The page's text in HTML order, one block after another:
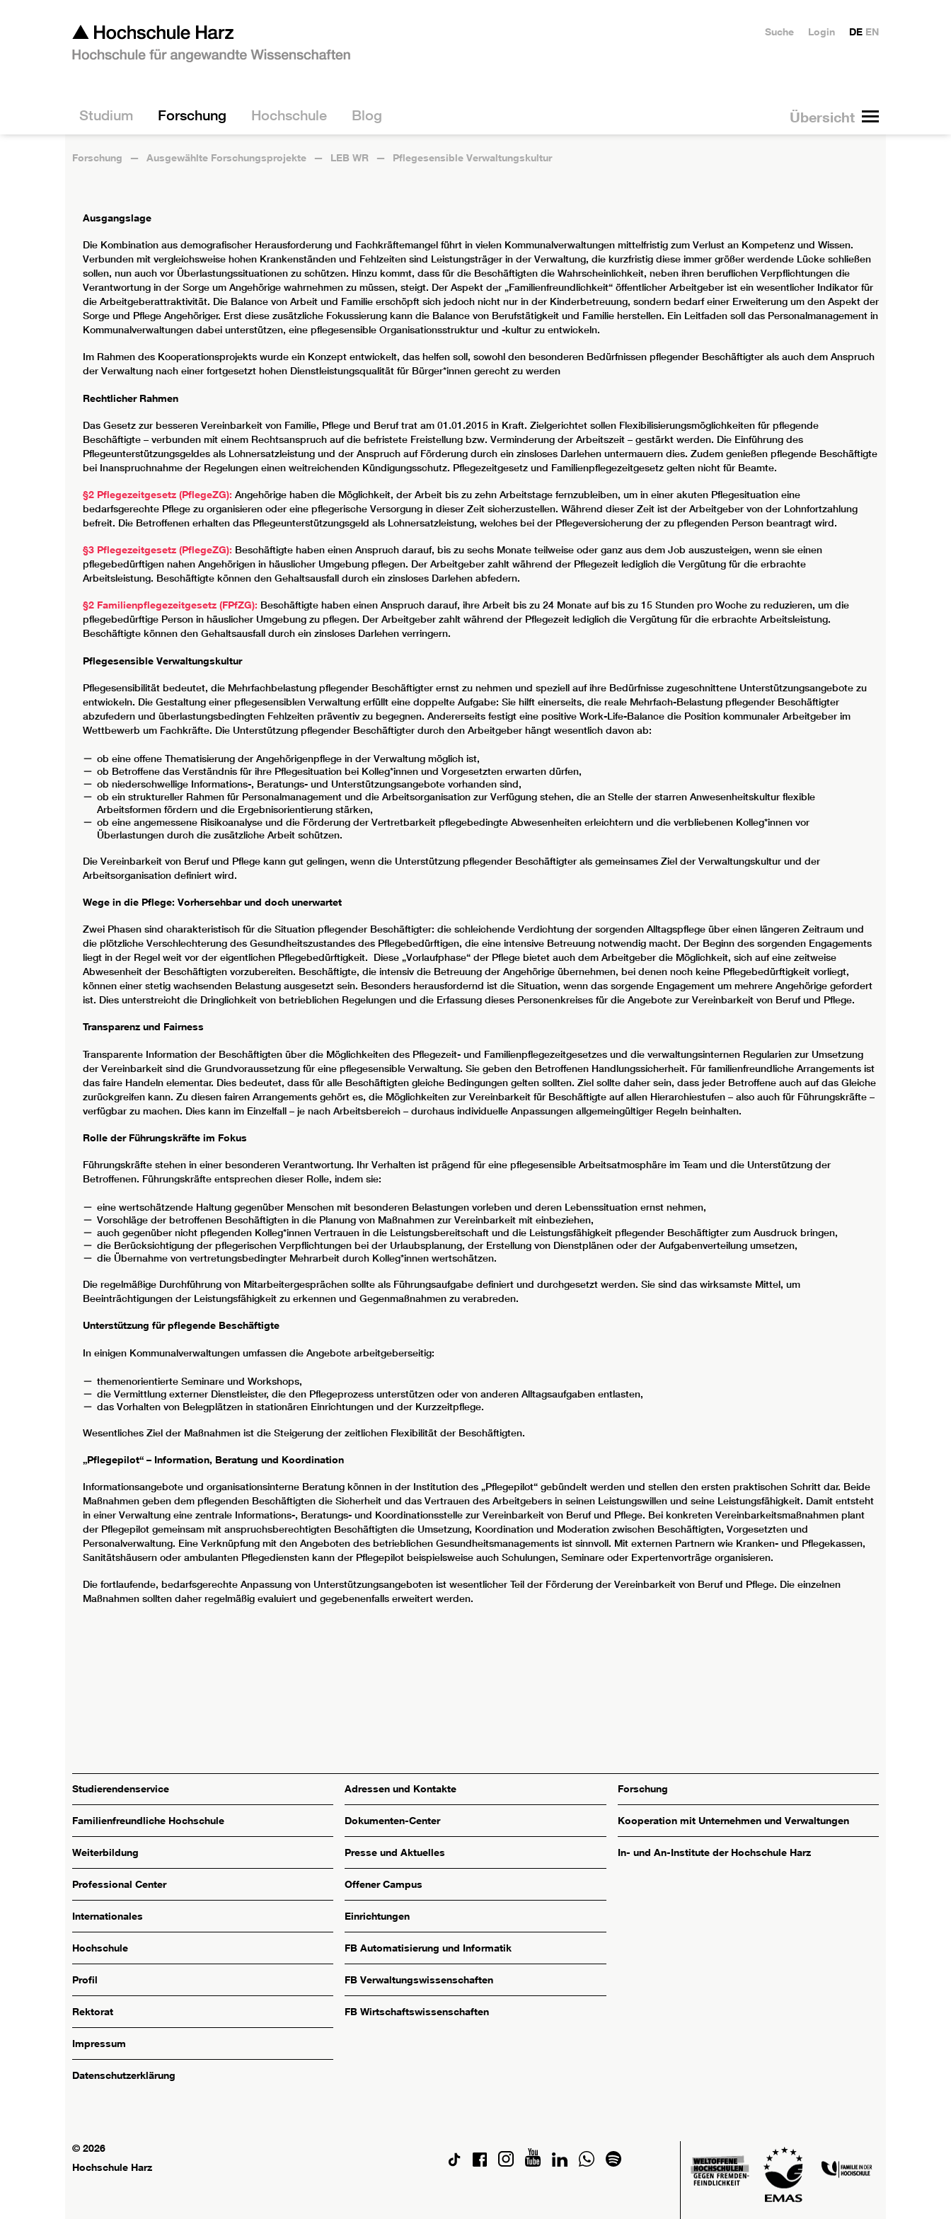
Übersicht
Studium Forschung Hochschule Blog
DE EN
Login
Suche
Forschung Ausgewählte Forschungsprojekte LEB WR Pflegesensible Verwaltungskultur
Ausgangslage
Die Kombination aus demografischer Herausforderung und Fachkräftemangel führt in vielen Kommunalverwaltungen mittelfristig zum Verlust an Kompetenz und Wissen.
Verbunden mit vergleichsweise hohen Krankenständen und Fehlzeiten sind Leistungsträger in der Verwaltung, die kurzfristig diese immer größer werdende Lücke schließen
sollen, nun auch vor Überlastungssituationen zu schützen. Hinzu kommt, dass für die Beschäftigten die Wahrscheinlichkeit, neben ihren beruflichen Verpflichtungen die
Verantwortung in der Sorge um Angehörige wahrnehmen zu müssen, steigt. Der Aspekt der „Familienfreundlichkeit“ öffentlicher Arbeitgeber ist ein wesentlicher Indikator für
die Arbeitgeberattraktivität. Die Balance von Arbeit und Familie erschöpft sich jedoch nicht nur in der Kinderbetreuung, sondern bedarf einer Erweiterung um den Aspekt der
Sorge und Pflege Angehöriger. Erst diese zusätzliche Fokussierung kann die Balance von Berufstätigkeit und Familie herstellen. Ein Leitfaden soll das Personalmanagement in
Kommunalverwaltungen dabei unterstützen, eine pflegesensible Organisationsstruktur und -kultur zu entwickeln.
Im Rahmen des Kooperationsprojekts wurde ein Konzept entwickelt, das helfen soll, sowohl den besonderen Bedürfnissen pflegender Beschäftigter als auch dem Anspruch
der Verwaltung nach einer fortgesetzt hohen Dienstleistungsqualität für Bürger*innen gerecht zu werden
Rechtlicher Rahmen
Das Gesetz zur besseren Vereinbarkeit von Familie, Pflege und Beruf trat am 01.01.2015 in Kraft. Zielgerichtet sollen Flexibilisierungsmöglichkeiten für pflegende
Beschäftigte – verbunden mit einem Rechtsanspruch auf die befristete Freistellung bzw. Verminderung der Arbeitszeit – gestärkt werden. Die Einführung des
Pflegeunterstützungsgeldes als Lohnersatzleistung und der Anspruch auf Förderung durch ein zinsloses Darlehen untermauern dies. Zudem genießen pflegende Beschäftigte
bei Inanspruchnahme der Regelungen einen weitreichenden Kündigungsschutz. Pflegezeitgesetz und Familienpflegezeitgesetz gelten nicht für Beamte.
§2 Pflegezeitgesetz (PflegeZG): Angehörige haben die Möglichkeit, der Arbeit bis zu zehn Arbeitstage fernzubleiben, um in einer akuten Pflegesituation eine
bedarfsgerechte Pflege zu organisieren oder eine pflegerische Versorgung in dieser Zeit sicherzustellen. Während dieser Zeit ist der Arbeitgeber von der Lohnfortzahlung
befreit. Die Betroffenen erhalten das Pflegeunterstützungsgeld als Lohnersatzleistung, welches bei der Pflegeversicherung der zu pflegenden Person beantragt wird.
§3 Pflegezeitgesetz (PflegeZG): Beschäftigte haben einen Anspruch darauf, bis zu sechs Monate teilweise oder ganz aus dem Job auszusteigen, wenn sie einen
pflegebedürftigen nahen Angehörigen in häuslicher Umgebung pflegen. Der Arbeitgeber zahlt während der Pflegezeit lediglich die Vergütung für die erbrachte
Arbeitsleistung. Beschäftigte können den Gehaltsausfall durch ein zinsloses Darlehen abfedern.
§2 Familienpflegezeitgesetz (FPfZG): Beschäftigte haben einen Anspruch darauf, ihre Arbeit bis zu 24 Monate auf bis zu 15 Stunden pro Woche zu reduzieren, um die
pflegebedürftige Person in häuslicher Umgebung zu pflegen. Der Arbeitgeber zahlt während der Pflegezeit lediglich die Vergütung für die erbrachte Arbeitsleistung.
Beschäftigte können den Gehaltsausfall durch ein zinsloses Darlehen verringern.
Pflegesensible Verwaltungskultur
Pflegesensibilität bedeutet, die Mehrfachbelastung pflegender Beschäftigter ernst zu nehmen und speziell auf ihre Bedürfnisse zugeschnittene Unterstützungsangebote zu
entwickeln. Die Gestaltung einer pflegesensiblen Verwaltung erfüllt eine doppelte Aufgabe: Sie hilft einerseits, die reale Mehrfach-Belastung pflegender Beschäftigter
abzufedern und überlastungsbedingten Fehlzeiten präventiv zu begegnen. Andererseits festigt eine positive Work-Life-Balance die Position kommunaler Arbeitgeber im
Wettbewerb um Fachkräfte. Die Unterstützung pflegender Beschäftigter durch den Arbeitgeber hängt wesentlich davon ab:
ob eine offene Thematisierung der Angehörigenpflege in der Verwaltung möglich ist,
ob Betroffene das Verständnis für ihre Pflegesituation bei Kolleg*innen und Vorgesetzten erwarten dürfen,
ob niederschwellige Informations-, Beratungs- und Unterstützungsangebote vorhanden sind,
ob ein struktureller Rahmen für Personalmanagement und die Arbeitsorganisation zur Verfügung stehen, die an Stelle der starren Anwesenheitskultur flexible
Arbeitsformen fördern und die Ergebnisorientierung stärken,
ob eine angemessene Risikoanalyse und die Förderung der Vertretbarkeit pflegebedingte Abwesenheiten erleichtern und die verbliebenen Kolleg*innen vor
Überlastungen durch die zusätzliche Arbeit schützen.
Die Vereinbarkeit von Beruf und Pflege kann gut gelingen, wenn die Unterstützung pflegender Beschäftigter als gemeinsames Ziel der Verwaltungskultur und der
Arbeitsorganisation definiert wird.
Wege in die Pflege: Vorhersehbar und doch unerwartet
Zwei Phasen sind charakteristisch für die Situation pflegender Beschäftigter: die schleichende Verdichtung der sorgenden Alltagspflege über einen längeren Zeitraum und
die plötzliche Verschlechterung des Gesundheitszustandes des Pflegebedürftigen, die eine intensive Betreuung notwendig macht. Der Beginn des sorgenden Engagements
liegt in der Regel weit vor der eigentlichen Pflegebedürftigkeit. Diese „Vorlaufphase“ der Pflege bietet auch dem Arbeitgeber die Möglichkeit, sich auf eine zeitweise
Abwesenheit der Beschäftigten vorzubereiten. Beschäftigte, die intensiv die Betreuung der Angehörige übernehmen, bei denen noch keine Pflegebedürftigkeit vorliegt,
können einer stetig wachsenden Belastung ausgesetzt sein. Besonders herausfordernd ist die Situation, wenn das sorgende Engagement um mehrere Angehörige gefordert
ist. Dies unterstreicht die Dringlichkeit von betrieblichen Regelungen und die Erfassung dieses Personenkreises für die Angebote zur Vereinbarkeit von Beruf und Pflege.
Transparenz und Fairness
Transparente Information der Beschäftigten über die Möglichkeiten des Pflegezeit- und Familienpflegezeitgesetzes und die verwaltungsinternen Regularien zur Umsetzung
der Vereinbarkeit sind die Grundvoraussetzung für eine pflegesensible Verwaltung. Sie geben den Betroffenen Handlungssicherheit. Für familienfreundliche Arrangements ist
das faire Handeln elementar. Dies bedeutet, dass für alle Beschäftigten gleiche Bedingungen gelten sollten. Ziel sollte daher sein, dass jeder Betroffene auch auf das Gleiche
zurückgreifen kann. Zu diesen fairen Arrangements gehört es, die Möglichkeiten zur Vereinbarkeit für Beschäftigte auf allen Hierarchiestufen – also auch für Führungskräfte –
verfügbar zu machen. Dies kann im Einzelfall – je nach Arbeitsbereich – durchaus individuelle Anpassungen allgemeingültiger Regeln beinhalten.
Rolle der Führungskräfte im Fokus
Führungskräfte stehen in einer besonderen Verantwortung. Ihr Verhalten ist prägend für eine pflegesensible Arbeitsatmosphäre im Team und die Unterstützung der
Betroffenen. Führungskräfte entsprechen dieser Rolle, indem sie:
eine wertschätzende Haltung gegenüber Menschen mit besonderen Belastungen vorleben und deren Lebenssituation ernst nehmen,
Vorschläge der betroffenen Beschäftigten in die Planung von Maßnahmen zur Vereinbarkeit mit einbeziehen,
auch gegenüber nicht pflegenden Kolleg*innen Vertrauen in die Leistungsbereitschaft und die Leistungsfähigkeit pflegender Beschäftigter zum Ausdruck bringen,
die Berücksichtigung der pflegerischen Verpflichtungen bei der Urlaubsplanung, der Erstellung von Dienstplänen oder der Aufgabenverteilung umsetzen,
die Übernahme von vertretungsbedingter Mehrarbeit durch Kolleg*innen wertschätzen.
Die regelmäßige Durchführung von Mitarbeitergesprächen sollte als Führungsaufgabe definiert und durchgesetzt werden. Sie sind das wirksamste Mittel, um
Beeinträchtigungen der Leistungsfähigkeit zu erkennen und Gegenmaßnahmen zu verabreden.
Unterstützung für pflegende Beschäftigte
In einigen Kommunalverwaltungen umfassen die Angebote arbeitgeberseitig:
themenorientierte Seminare und Workshops,
die Vermittlung externer Dienstleister, die den Pflegeprozess unterstützen oder von anderen Alltagsaufgaben entlasten,
das Vorhalten von Belegplätzen in stationären Einrichtungen und der Kurzzeitpflege.
Wesentliches Ziel der Maßnahmen ist die Steigerung der zeitlichen Flexibilität der Beschäftigten.
„Pflegepilot“ – Information, Beratung und Koordination
Informationsangebote und organisationsinterne Beratung können in der Institution des „Pflegepilot“ gebündelt werden und stellen den ersten praktischen Schritt dar. Beide
Maßnahmen geben dem pflegenden Beschäftigten die Sicherheit und das Vertrauen des Arbeitgebers in seinen Leistungswillen und seine Leistungsfähigkeit. Damit entsteht
in einer Verwaltung eine zentrale Informations-, Beratungs- und Koordinationsstelle zur Vereinbarkeit von Beruf und Pflege. Bei konkreten Vereinbarkeitsmaßnahmen plant
der Pflegepilot gemeinsam mit anspruchsberechtigten Beschäftigten die Umsetzung, Koordination und Moderation zwischen Beschäftigten, Vorgesetzten und
Personalverwaltung. Eine Verknüpfung mit den Angeboten des betrieblichen Gesundheitsmanagements ist sinnvoll. Mit externen Partnern wie Kranken- und Pflegekassen,
Sanitätshäusern oder ambulanten Pflegediensten kann der Pflegepilot beispielsweise auch Schulungen, Seminare oder Expertenvorträge organisieren.
Die fortlaufende, bedarfsgerechte Anpassung von Unterstützungsangeboten ist wesentlicher Teil der Förderung der Vereinbarkeit von Beruf und Pflege. Die einzelnen
Maßnahmen sollten daher regelmäßig evaluiert und gegebenenfalls erweitert werden.
Studierendenservice
Familienfreundliche Hochschule
Weiterbildung
Professional Center
Internationales
Hochschule
Profil
Rektorat
Impressum
Datenschutzerklärung
Adressen und Kontakte
Dokumenten-Center
Presse und Aktuelles
Offener Campus
Einrichtungen
FB Automatisierung und Informatik
FB Verwaltungswissenschaften
FB Wirtschaftswissenschaften
Forschung
Kooperation mit Unternehmen und Verwaltungen
In- und An-Institute der Hochschule Harz
© 2026
Hochschule Harz